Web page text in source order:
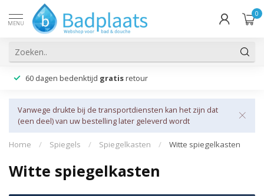
MENU
0
60 dagen bedenktijd gratis retour
Vanwege drukte bij de transportdiensten kan het zijn dat
(een deel) van uw bestelling later geleverd wordt
Home / Spiegels / Spiegelkasten / Witte spiegelkasten
Witte spiegelkasten